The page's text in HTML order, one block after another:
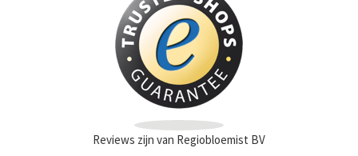
Reviews zijn van Regiobloemist BV